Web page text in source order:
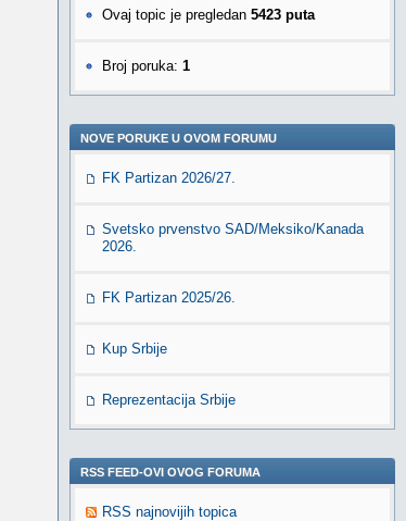
Ovaj topic je pregledan 5423 puta
Broj poruka: 1
NOVE PORUKE U OVOM FORUMU
FK Partizan 2026/27.
Svetsko prvenstvo SAD/Meksiko/Kanada
2026.
FK Partizan 2025/26.
Kup Srbije
Reprezentacija Srbije
RSS FEED-OVI OVOG FORUMA
RSS najnovijih topica